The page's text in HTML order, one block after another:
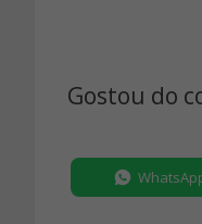
Gostou do